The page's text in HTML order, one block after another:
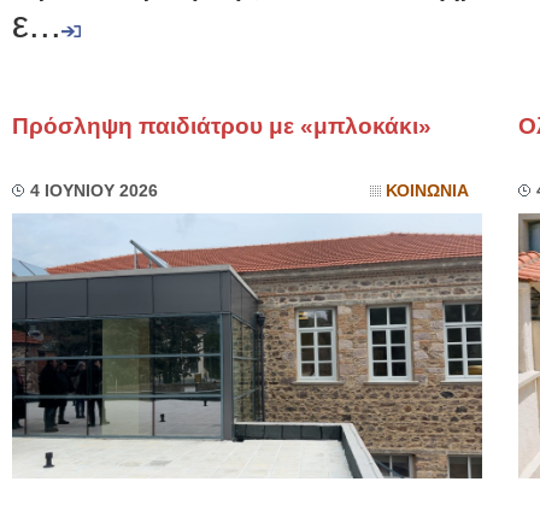
ε...
Πρόσληψη παιδιάτρου με «μπλοκάκι»
4 ΙΟΥΝΙΟΥ 2026 ΚΟΙΝΩΝΙΑ